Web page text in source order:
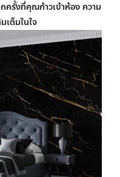
รั้งที่คุณก้าวเข้าห้อง ความ
เต็มในใจ